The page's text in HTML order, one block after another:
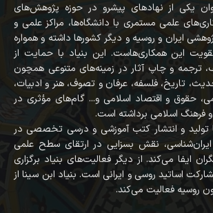
یکی از نهادهای پیشرو در حوزه پژوهش‌های
علمی مستمری با دانشگاه‌ها، مراکز علمی و
ایران و روسیه و دیگر کشورها داشته و همواره
این همکاری‌هاست. این بنیاد با حمایت از
ترجمه و چاپ آثار در زمینه‌های متنوعی همچون
تاریخ، فلسفه، عرفان و تصوف، هنر و ادبیات،
حقوق و اقتصاد اسلامی و... گام‌های مؤثری در
فرهنگ اسلامی برداشته است.
با تولید و انتشار کتب آموزشی و درسی تخصصی در
نقش بسزایی در ارتقای سطح علمی
ایفا می‌کند. از دیگر فعالیت‌های بنیاد برگزاری
اساتید روسی و ایرانی است. بنیاد ابن سینا از